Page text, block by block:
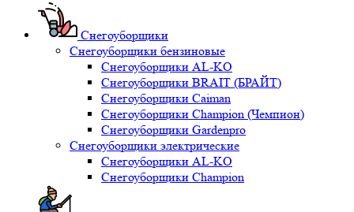
Снегоуборщики
Снегоуборщики бензиновые
Снегоуборщики AL-KO
Снегоуборщики BRAIT (БРАЙТ)
Снегоуборщики Caiman
Снегоуборщики Champion (Чемпион)
Снегоуборщики Gardenpro
Снегоуборщики электрические
Снегоуборщики AL-KO
Снегоуборщики Champion